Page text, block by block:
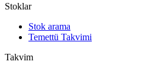
Stoklar
Stok arama
Temettü Takvimi
Takvim